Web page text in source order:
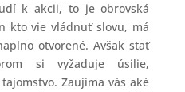
k akcii, to je obrovská
kto vie vládnuť slovu, má
otvorené. Avšak stať
si vyžaduje úsilie,
Zaujíma vás aké